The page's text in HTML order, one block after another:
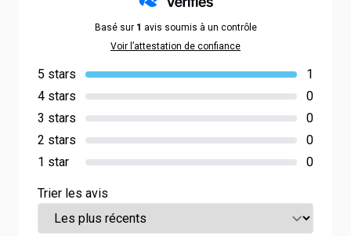
Basé sur 1 avis soumis à un contrôle
Voir l’attestation de confiance
5 stars
1
4 stars
0
3 stars
0
2 stars
0
1 star
0
Trier les avis